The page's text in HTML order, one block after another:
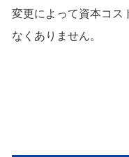
変更によって資本コス
なくありません。